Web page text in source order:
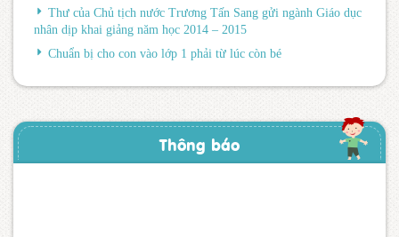
Thư của Chủ tịch nước Trương Tấn Sang gửi ngành Giáo dục
nhân dịp khai giảng năm học 2014 – 2015
Chuẩn bị cho con vào lớp 1 phải từ lúc còn bé
Thông báo